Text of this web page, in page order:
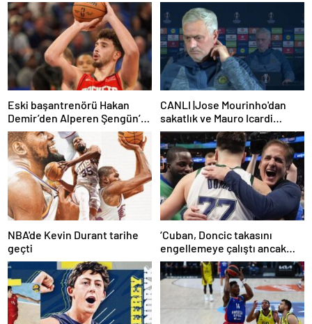
Eski başantrenörü Hakan
Demir’den Alperen Şengün’e
övgü
CANLI |Jose Mourinho'dan
sakatlık ve Mauro Icardi
yanıtı! 'Kimse dokunamaz!'
NBA'de Kevin Durant tarihe
geçti
‘Cuban, Doncic takasını
engellemeye çalıştı ancak
geç kaldı’ iddiası! NBA
Haberleri